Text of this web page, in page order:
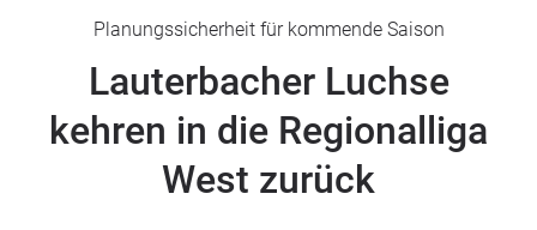
Alsfeld
Romrod
Homberg
Ohm
Schotten
Planungssicherheit für kommende Saison
Lauterbacher Luchse
kehren in die Regionalliga
West zurück